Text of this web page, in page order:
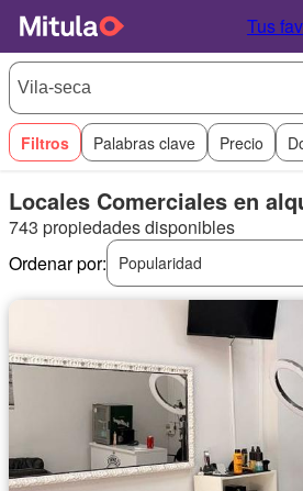
Tus
Filtros Palabras clave Precio
Locales Comerciales en
743 propiedades disponibles
Ordenar por:
Popularidad